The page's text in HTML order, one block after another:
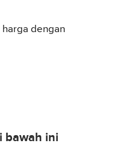
dengan
bawah ini